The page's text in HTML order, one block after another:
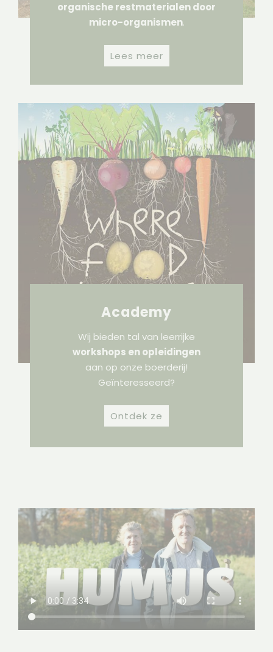
organische restmaterialen door
micro-organismen.
Lees meer
Academy
Wij bieden tal van leerrijke
workshops en opleidingen
aan op onze boerderij!
Geïnteresseerd?
Ontdek ze